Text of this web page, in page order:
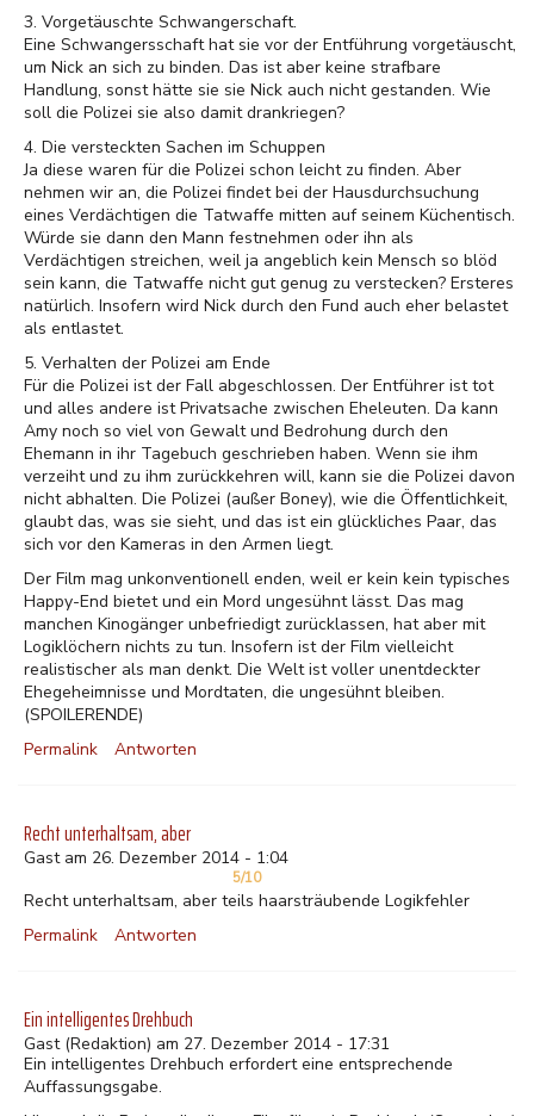
3. Vorgetäuschte Schwangerschaft.
Eine Schwangersschaft hat sie vor der Entführung vorgetäuscht,
um Nick an sich zu binden. Das ist aber keine strafbare
Handlung, sonst hätte sie sie Nick auch nicht gestanden. Wie
soll die Polizei sie also damit drankriegen?
4. Die versteckten Sachen im Schuppen
Ja diese waren für die Polizei schon leicht zu finden. Aber
nehmen wir an, die Polizei findet bei der Hausdurchsuchung
eines Verdächtigen die Tatwaffe mitten auf seinem Küchentisch.
Würde sie dann den Mann festnehmen oder ihn als
Verdächtigen streichen, weil ja angeblich kein Mensch so blöd
sein kann, die Tatwaffe nicht gut genug zu verstecken? Ersteres
natürlich. Insofern wird Nick durch den Fund auch eher belastet
als entlastet.
5. Verhalten der Polizei am Ende
Für die Polizei ist der Fall abgeschlossen. Der Entführer ist tot
und alles andere ist Privatsache zwischen Eheleuten. Da kann
Amy noch so viel von Gewalt und Bedrohung durch den
Ehemann in ihr Tagebuch geschrieben haben. Wenn sie ihm
verzeiht und zu ihm zurückkehren will, kann sie die Polizei davon
nicht abhalten. Die Polizei (außer Boney), wie die Öffentlichkeit,
glaubt das, was sie sieht, und das ist ein glückliches Paar, das
sich vor den Kameras in den Armen liegt.
Der Film mag unkonventionell enden, weil er kein kein typisches
Happy-End bietet und ein Mord ungesühnt lässt. Das mag
manchen Kinogänger unbefriedigt zurücklassen, hat aber mit
Logiklöchern nichts zu tun. Insofern ist der Film vielleicht
realistischer als man denkt. Die Welt ist voller unentdeckter
Ehegeheimnisse und Mordtaten, die ungesühnt bleiben.
(SPOILERENDE)
Permalink
Antworten
Recht unterhaltsam, aber
Gast am 26. Dezember 2014 - 1:04
5/10
Recht unterhaltsam, aber teils haarsträubende Logikfehler
Permalink
Antworten
Ein intelligentes Drehbuch
Gast (Redaktion) am 27. Dezember 2014 - 17:31
Ein intelligentes Drehbuch erfordert eine entsprechende
Auffassungsgabe.